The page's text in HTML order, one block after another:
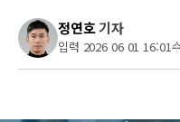
정연호기자
입력 2026 06 01 16:01